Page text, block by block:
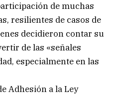
de muchas
resilientes de casos de
decidieron contar su
de las «señales
especialmente en las
Adhesión a la Ley